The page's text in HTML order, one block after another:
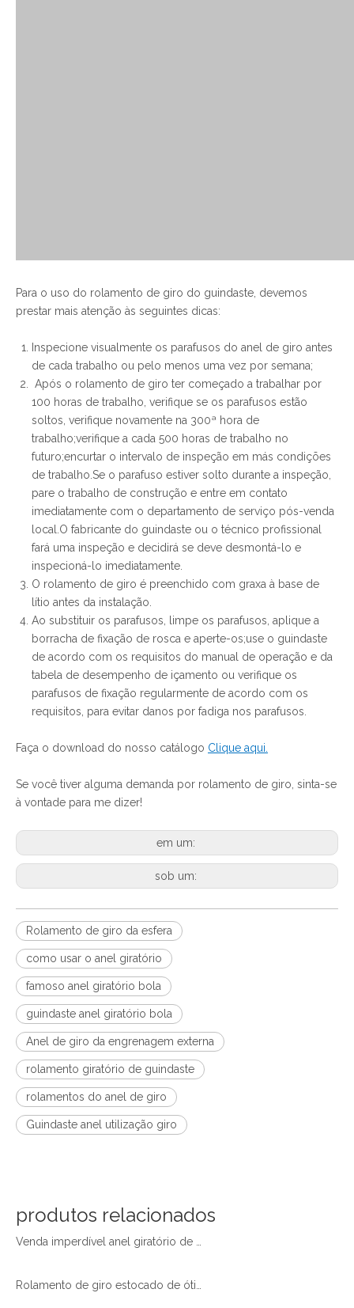
Para o uso do rolamento de giro do guindaste, devemos
prestar mais atenção às seguintes dicas:
Inspecione visualmente os parafusos do anel de giro antes
de cada trabalho ou pelo menos uma vez por semana;
Após o rolamento de giro ter começado a trabalhar por
100 horas de trabalho, verifique se os parafusos estão
soltos, verifique novamente na 300ª hora de
trabalho;verifique a cada 500 horas de trabalho no
futuro;encurtar o intervalo de inspeção em más condições
de trabalho.Se o parafuso estiver solto durante a inspeção,
pare o trabalho de construção e entre em contato
imediatamente com o departamento de serviço pós-venda
local.O fabricante do guindaste ou o técnico profissional
fará uma inspeção e decidirá se deve desmontá-lo e
inspecioná-lo imediatamente.
O rolamento de giro é preenchido com graxa à base de
lítio antes da instalação.
Ao substituir os parafusos, limpe os parafusos, aplique a
borracha de fixação de rosca e aperte-os;use o guindaste
de acordo com os requisitos do manual de operação e da
tabela de desempenho de içamento ou verifique os
parafusos de fixação regularmente de acordo com os
requisitos, para evitar danos por fadiga nos parafusos.
Faça o download do nosso catálogo Clique aqui.
Se você tiver alguma demanda por rolamento de giro, sinta-se
à vontade para me dizer!
em um:
sob um:
Rolamento de giro da esfera
como usar o anel giratório
famoso anel giratório bola
guindaste anel giratório bola
Anel de giro da engrenagem externa
rolamento giratório de guindaste
rolamentos do anel de giro
Guindaste anel utilização giro
produtos relacionados